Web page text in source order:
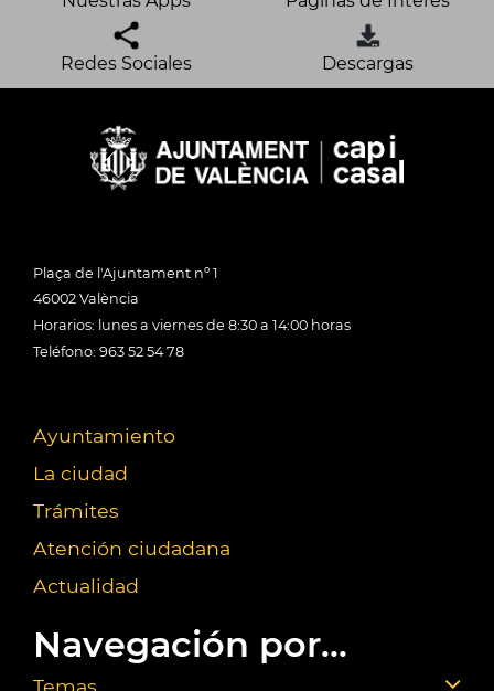
Redes Sociales Descargas
Plaça de l'Ajuntament nº 1
46002 València
Horarios: lunes a viernes de 8:30 a 14:00 horas
Teléfono: 963 52 54 78
Ayuntamiento
La ciudad
Trámites
Atención ciudadana
Actualidad
Navegación por...
Temas